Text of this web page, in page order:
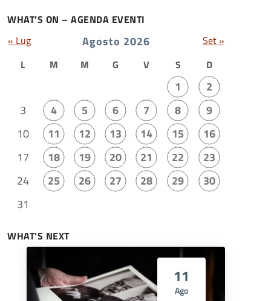
WHAT’S ON – AGENDA EVENTI
Agosto 2026
L M M G V S D
1
2
3
4 5 6 7 8
9
10
11 12 13 14 15
16
17
18 19 20 21 22
23
24
25 26 27 28 29
30
31
« Lug Set »
WHAT’S NEXT
11
Ago